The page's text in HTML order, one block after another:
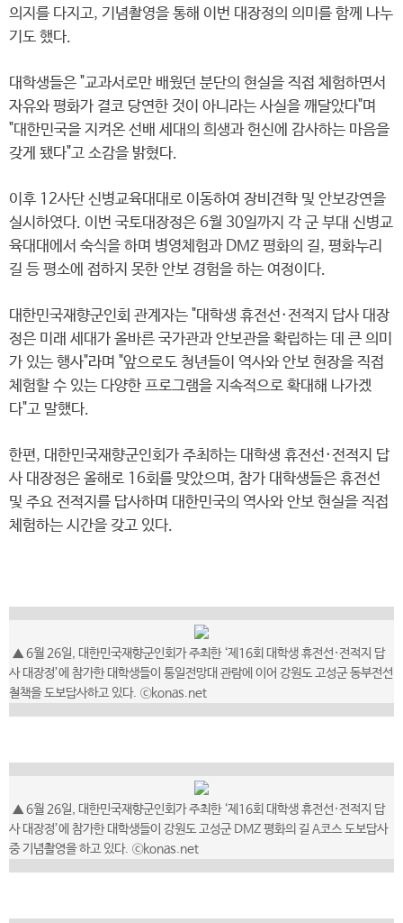
의지를 다지고, 기념촬영을 통해 이번 대장정의 의미를 함께 나누
기도 했다.
대학생들은 "교과서로만 배웠던 분단의 현실을 직접 체험하면서
자유와 평화가 결코 당연한 것이 아니라는 사실을 깨달았다"며
"대한민국을 지켜온 선배 세대의 희생과 헌신에 감사하는 마음을
갖게 됐다"고 소감을 밝혔다.
이후 12사단 신병교육대대로 이동하여 장비견학 및 안보강연을
실시하였다. 이번 국토대장정은 6월 30일까지 각 군 부대 신병교
육대대에서 숙식을 하며 병영체험과 DMZ 평화의 길, 평화누리
길 등 평소에 접하지 못한 안보 경험을 하는 여정이다.
대한민국재향군인회 관계자는 "대학생 휴전선·전적지 답사 대장
정은 미래 세대가 올바른 국가관과 안보관을 확립하는 데 큰 의미
가 있는 행사"라며 "앞으로도 청년들이 역사와 안보 현장을 직접
체험할 수 있는 다양한 프로그램을 지속적으로 확대해 나가겠
다"고 말했다.
한편, 대한민국재향군인회가 주최하는 대학생 휴전선·전적지 답
사 대장정은 올해로 16회를 맞았으며, 참가 대학생들은 휴전선
및 주요 전적지를 답사하며 대한민국의 역사와 안보 현실을 직접
체험하는 시간을 갖고 있다.
▲ 6월 26일, 대한민국재향군인회가 주최한 ‘제16회 대학생 휴전선·전적지 답
사 대장정’에 참가한 대학생들이 통일전망대 관람에 이어 강원도 고성군 동부전선
철책을 도보답사하고 있다. ⓒkonas.net
▲ 6월 26일, 대한민국재향군인회가 주최한 ‘제16회 대학생 휴전선·전적지 답
사 대장정’에 참가한 대학생들이 강원도 고성군 DMZ 평화의 길 A코스 도보답사
중 기념촬영을 하고 있다. ⓒkonas.net